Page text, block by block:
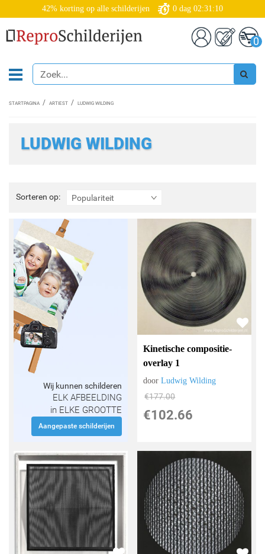
42% korting op alle schilderijen 0 dag 02:31:10
0
STARTPAGINA ARTIEST LUDWIG WILDING
LUDWIG WILDING
Sorteren op: Populariteit
Sorteren
op:
Wij kunnen schilderen
ELK AFBEELDING
in ELKE GROOTTE
Aangepaste schilderijen
Kinetische compositie-
overlay 1
doorLudwig Wilding
€177.00
€102.66